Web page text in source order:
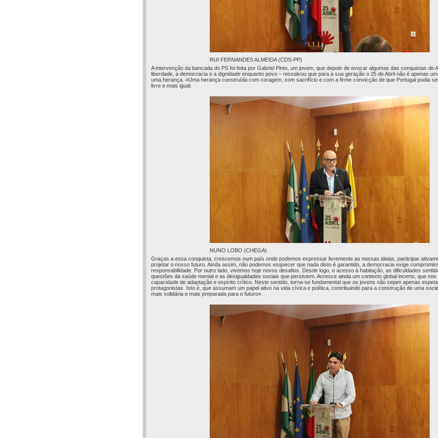
RUI FERNANDES ALMEIDA (CDS-PP)
A intervenção da bancada do PS foi feita por Gabriel Pinto, um jovem, que depois de evocar algumas das conquistas de
liberdade, a democracia e a dignidade enquanto povo – ressalvou que para a sua geração o 25 de Abril não é apenas
uma herança. «Uma herança construída com coragem, com sacrifício e com a firme convicção de que Portugal podia
livre e mais igual.
NUNO LOBO (CHEGA)
Graças a essa conquista, crescemos num país onde podemos expressar livremente as nossas ideias, participar
projetar o nosso futuro. Ainda assim, não podemos esquecer que nada disto é garantido, a democracia exige
responsabilidade. Por outro lado, vivemos hoje novos desafios. Desde logo, o acesso à habitação, as dificuldades
questões da saúde mental e as desigualdades sociais que persistem. Acresce ainda um contexto global incerto, que nos
capacidade de adaptação e espírito crítico. Neste sentido, torna-se fundamental que os jovens não sejam apenas
protagonistas. Isto é, que assumam um papel ativo na vida cívica e política, contribuindo para a construção de uma
mais solidária e mais preparada para o futuro».